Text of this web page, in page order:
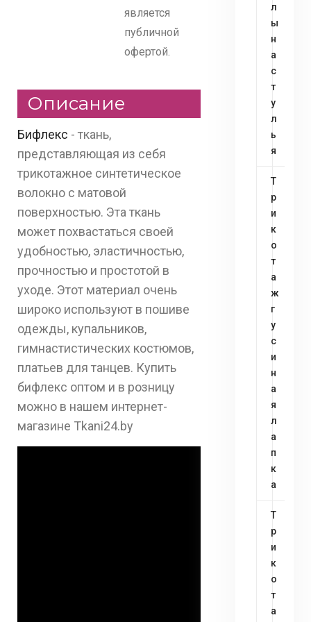
является
публичной
офертой.
Описание
Бифлекс - ткань,
представляющая из себя
трикотажное синтетическое
волокно с матовой
поверхностью. Эта ткань
может похвастаться своей
удобностью, эластичностью,
прочностью и простотой в
уходе. Этот материал очень
широко используют в пошиве
одежды, купальников,
гимнаcтистических костюмов,
платьев для танцев. Купить
бифлекс оптом и в розницу
можно в нашем интернет-
магазине Tkani24.by
л
ы
н
а
с
т
у
л
ь
я
Т
р
и
к
о
т
а
ж
г
у
с
и
н
а
я
л
а
п
к
а
Т
р
и
к
о
т
а